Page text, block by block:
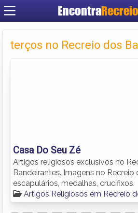
Encontra
Cadastrar
Criar conta
terços no Recreio dos
Casa Do Seu Zé
Artigos religiosos exclusivos no
Bandeirantes. Imagens no Recreio
escapulários, medalhas, crucifixos.
Artigos Religiosos em Recreio